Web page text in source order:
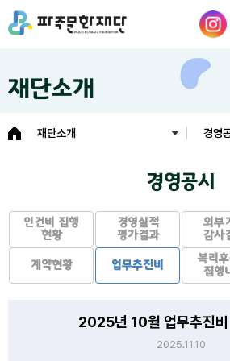
재단소개
재단소개 경영
경영공시
인건비 집행
현황
경영실적
평가결과
외부
감사
계약현황 업무추진비
복리후
집행
2025년 10월 업무추진비
2025.11.10